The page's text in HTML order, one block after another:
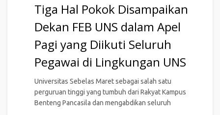
Tiga Hal Pokok Disampaikan
Dekan FEB UNS dalam Apel
Pagi yang Diikuti Seluruh
Pegawai di Lingkungan UNS
Universitas Sebelas Maret sebagai salah satu
perguruan tinggi yang tumbuh dari Rakyat Kampus
Benteng Pancasila dan mengabdikan seluruh